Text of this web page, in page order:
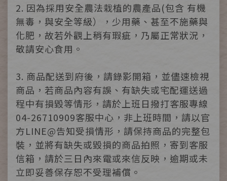
2. 因為採用安全農法栽植的農產品(包含 有機
無毒，與安全等級），少用藥、甚至不施藥與
化肥，故若外觀上稍有瑕疵，乃屬正常狀況，
敬請安心食用。
3. 商品配送到府後，請錄影開箱，並儘速檢視
商品，若商品內容有誤、有缺失或宅配運送過
程中有損毀等情形，請於上班日撥打客服專線
04-26710909客服中心，非上班時間，請以官
方LINE@告知受損情形，請保持商品的完整包
裝，並將有缺失或毀損的商品拍照，寄到客服
信箱，請於三日內來電或來信反映，逾期或未
立即妥善保存恕不受理補償。